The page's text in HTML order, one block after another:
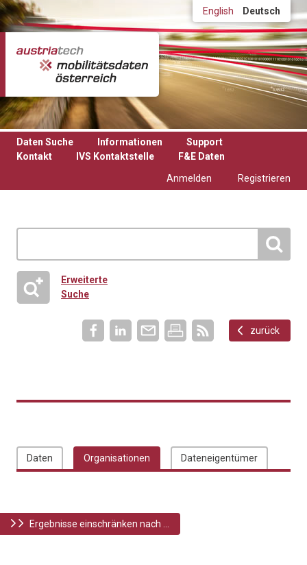
Direkt zum Inhalt English Deutsch
Daten Suche Informationen
Support
Kontakt
IVS Kontaktstelle
F&E Daten
Anmelden
Registrieren
Erweiterte
Suche
zurück
Daten Organisationen Dateneigentümer
Ergebnisse einschränken nach ...